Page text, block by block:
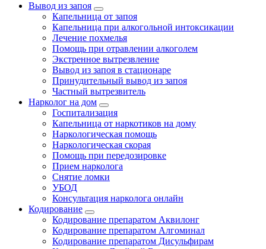
Вывод из запоя
Капельница от запоя
Капельница при алкогольной интоксикации
Лечение похмелья
Помощь при отравлении алкоголем
Экстренное вытрезвление
Вывод из запоя в стационаре
Принудительный вывод из запоя
Частный вытрезвитель
Нарколог на дом
Госпитализация
Капельница от наркотиков на дому
Наркологическая помощь
Наркологическая скорая
Помощь при передозировке
Прием нарколога
Снятие ломки
УБОД
Консультация нарколога онлайн
Кодирование
Кодирование препаратом Аквилонг
Кодирование препаратом Алгоминал
Кодирование препаратом Дисульфирам